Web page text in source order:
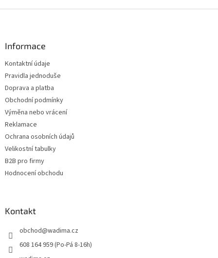
Informace
Kontaktní údaje
Pravidla jednoduše
Doprava a platba
Obchodní podmínky
Výměna nebo vrácení
Reklamace
Ochrana osobních údajů
Velikostní tabulky
B2B pro firmy
Hodnocení obchodu
Kontakt
obchod@wadima.cz
608 164 959 (Po-Pá 8-16h)